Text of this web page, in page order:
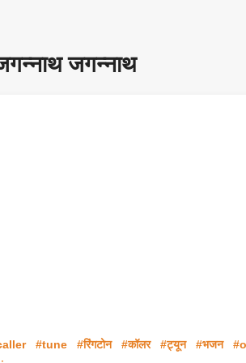
जगन्नाथ
#tune #रिंगटोन #कॉलर #ट्यून #भजन